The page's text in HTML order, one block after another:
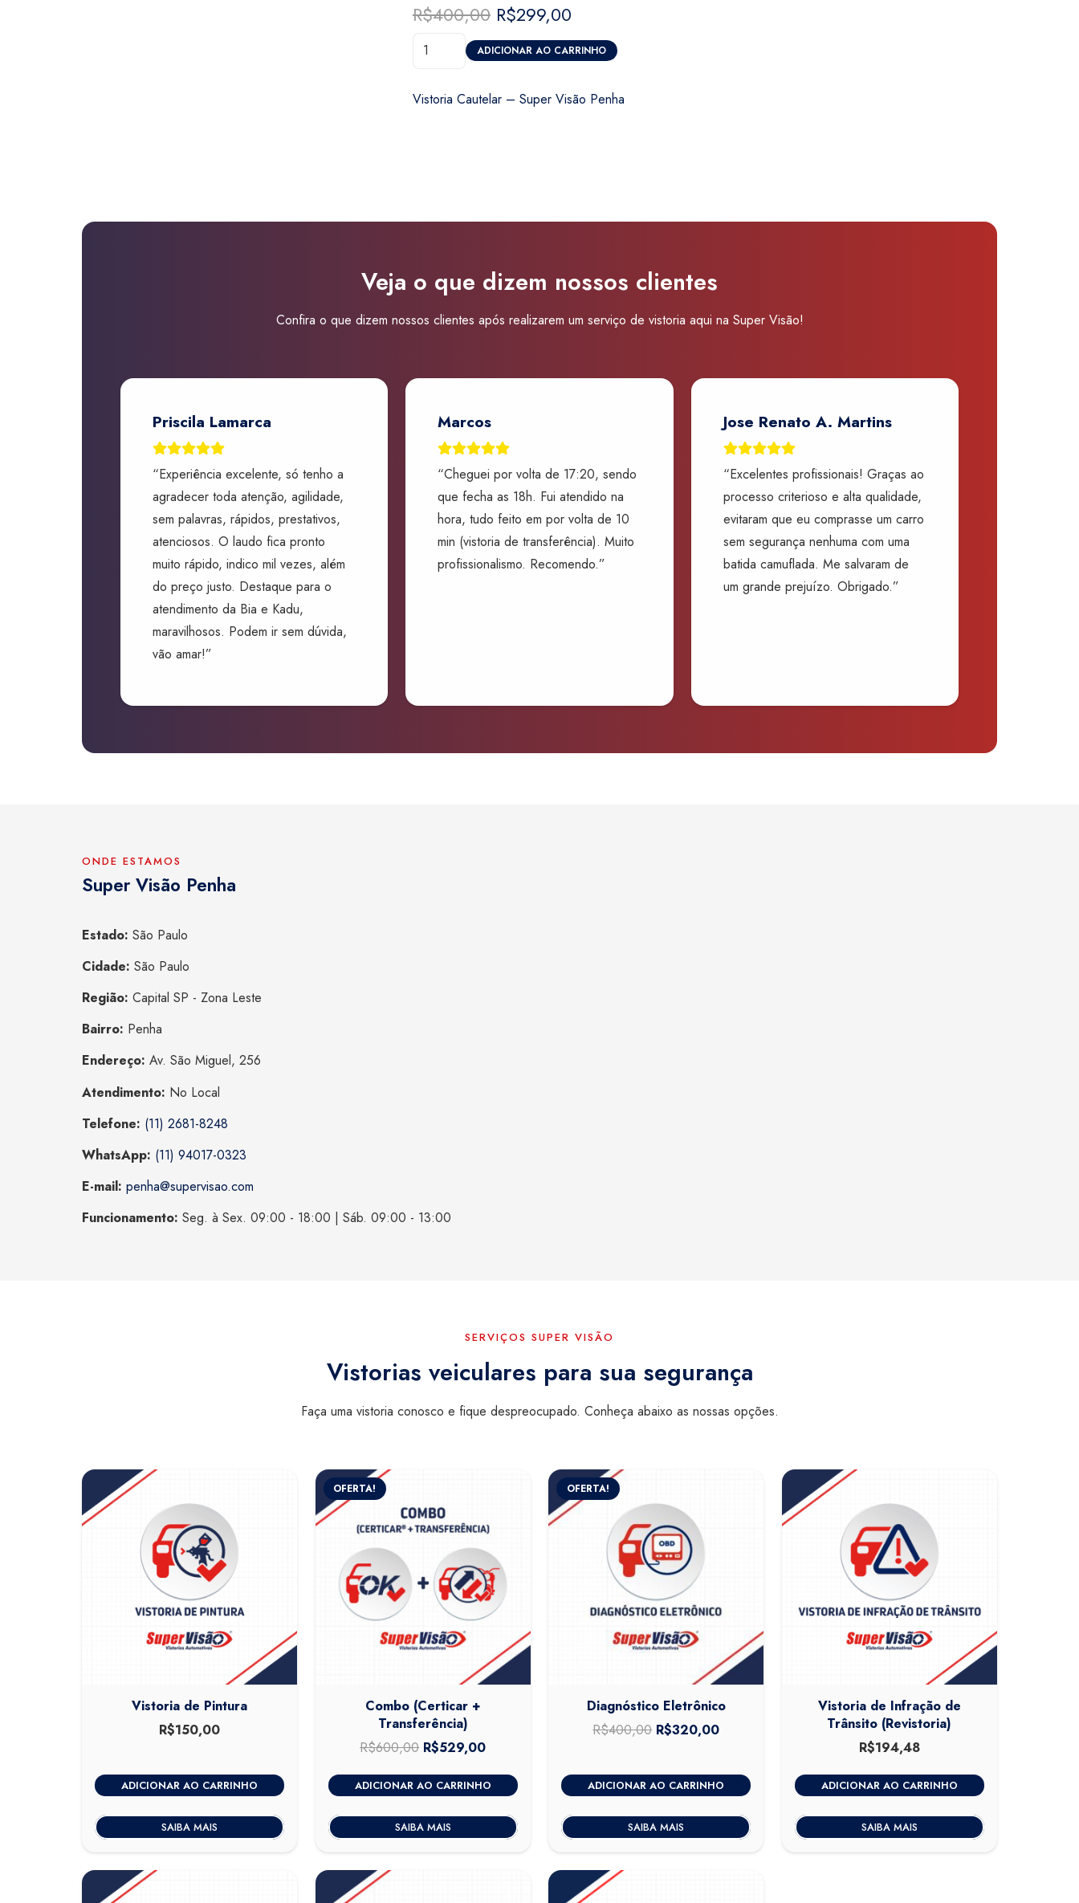
R$400,00 O
preço
original
R$400,00.
R$299,00
preço
atual
R$299,00.
Vistoria
ADICIONAR AO CARRINHO
Vistoria Cautelar – Super Visão Penha
Veja o que dizem nossos clientes
Confira o que dizem nossos clientes após realizarem um serviço de vistoria aqui na Super Visão!
Priscila Lamarca
“Experiência excelente, só tenho a
agradecer toda atenção, agilidade,
sem palavras, rápidos, prestativos,
atenciosos. O laudo fica pronto
muito rápido, indico mil vezes, além
do preço justo. Destaque para o
atendimento da Bia e Kadu,
maravilhosos. Podem ir sem dúvida,
vão amar!”
Marcos
“Cheguei por volta de 17:20, sendo
que fecha as 18h. Fui atendido na
hora, tudo feito em por volta de 10
min (vistoria de transferência). Muito
profissionalismo. Recomendo.”
Jose Renato A. Martins
“Excelentes profissionais! Graças ao
processo criterioso e alta qualidade,
evitaram que eu comprasse um carro
sem segurança nenhuma com uma
batida camuflada. Me salvaram de
um grande prejuízo. Obrigado.”
ONDE ESTAMOS
Super Visão Penha
Estado: São Paulo
Cidade: São Paulo
Região: Capital SP - Zona Leste
Bairro: Penha
Endereço: Av. São Miguel, 256
Atendimento: No Local
Telefone: (11) 2681-8248
WhatsApp: (11) 94017-0323
E-mail: penha@supervisao.com
Funcionamento: Seg. à Sex. 09:00 - 18:00 | Sáb. 09:00 - 13:00
SERVIÇOS SUPER VISÃO
Vistorias veiculares para sua segurança
Faça uma vistoria conosco e fique despreocupado. Conheça abaixo as nossas opções.
Vistoria de Pintura
R$150,00
ADICIONAR AO CARRINHO
SAIBA MAIS
OFERTA!
Combo (Certicar +
Transferência)
R$600,00 O
original
era:
R$600,00.
R$529,00
atual
é:
R$529,00.
ADICIONAR AO CARRINHO
SAIBA MAIS
OFERTA!
Diagnóstico Eletrônico
R$400,00 O
original
era:
R$400,00.
R$320,00
atual
é:
R$320,00.
ADICIONAR AO CARRINHO
SAIBA MAIS
Vistoria de Infração de
Trânsito (Revistoria)
R$194,48
ADICIONAR AO CARRINHO
SAIBA MAIS